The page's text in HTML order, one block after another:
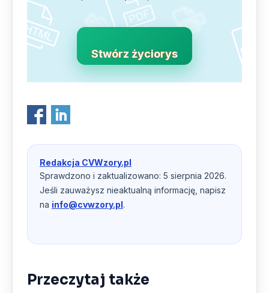
Stwórz życiorys
Redakcja CVWzory.pl
Sprawdzono i zaktualizowano: 5 sierpnia 2026.
Jeśli zauważysz nieaktualną informację, napisz
na info@cvwzory.pl.
Przeczytaj także